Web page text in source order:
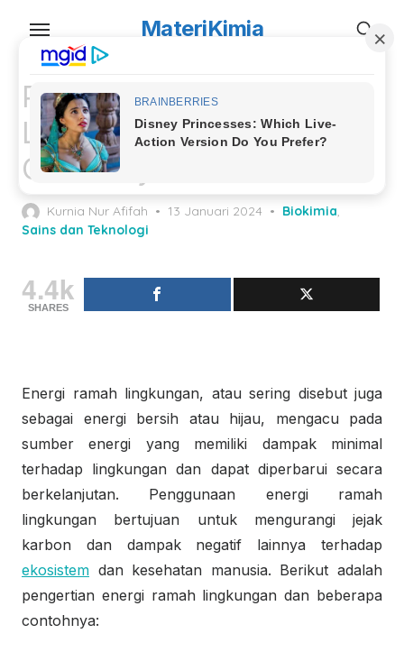
content
MateriKimia
Pengertian Energi Ramah
Lingkungan dan
Contohnya
Kurnia Nur Afifah
Posted
13 Januari 2024 Biokimia,
Sains dan Teknologi
4.4k
SHARES
Energi ramah lingkungan, atau sering disebut juga
sebagai energi bersih atau hijau, mengacu pada
sumber energi yang memiliki dampak minimal
terhadap lingkungan dan dapat diperbarui secara
berkelanjutan. Penggunaan energi ramah
lingkungan bertujuan untuk mengurangi jejak
karbon dan dampak negatif lainnya terhadap
ekosistem dan kesehatan manusia. Berikut adalah
pengertian energi ramah lingkungan dan beberapa
contohnya: